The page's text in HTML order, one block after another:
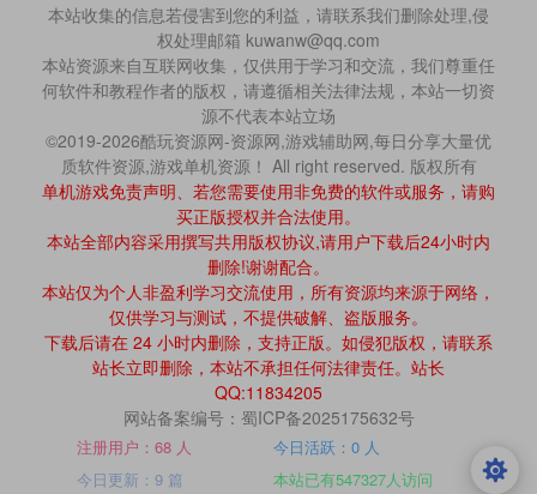
本站收集的信息若侵害到您的利益，请联系我们删除处理,侵
权处理邮箱 kuwanw@qq.com
本站资源来自互联网收集，仅供用于学习和交流，我们尊重任
何软件和教程作者的版权，请遵循相关法律法规，本站一切资
源不代表本站立场
©2019-2026酷玩资源网-资源网,游戏辅助网,每日分享大量优
质软件资源,游戏单机资源！ All right reserved. 版权所有
单机游戏免责声明、若您需要使用非免费的软件或服务，请购
买正版授权并合法使用。
本站全部内容采用撰写共用版权协议,请用户下载后24小时内
删除!谢谢配合。
本站仅为个人非盈利学习交流使用，所有资源均来源于网络，
仅供学习与测试，不提供破解、盗版服务。
下载后请在 24 小时内删除，支持正版。如侵犯版权，请联系
站长立即删除，本站不承担任何法律责任。站长
QQ:11834205
网站备案编号：蜀ICP备2025175632号
注册用户：68 人
今日活跃：0 人
今日更新：9 篇
本站已有547327人访问